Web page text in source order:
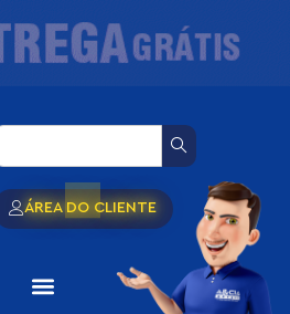
ÁREA DO CLIENTE